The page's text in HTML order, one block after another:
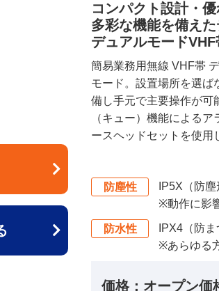
コンパクト設計・
多彩な機能を備え
デュアルモード
簡易業務用無線 VHF帯
モード。設置場所を選ば
備し手元で主要操作が可
（キュー）機能による
ースヘッドセットを使用
防塵性
IP5X（防塵
※動作に影
防水性
IPX4（防ま
※あらゆる
価格：オープン価